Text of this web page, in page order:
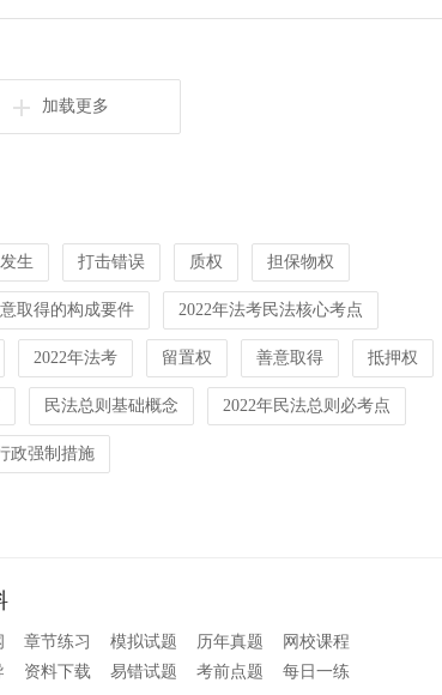
加载更多
生 打击错误 质权 担保物权
取得的构成要件 2022年法考民法核心考点
2022年法考 留置权 善意取得 抵押权
民法总则基础概念 2022年民法总则必考点
政强制措施
章节练习 模拟试题 历年真题
网校课程
资料下载 易错试题 考前点题 每日一练